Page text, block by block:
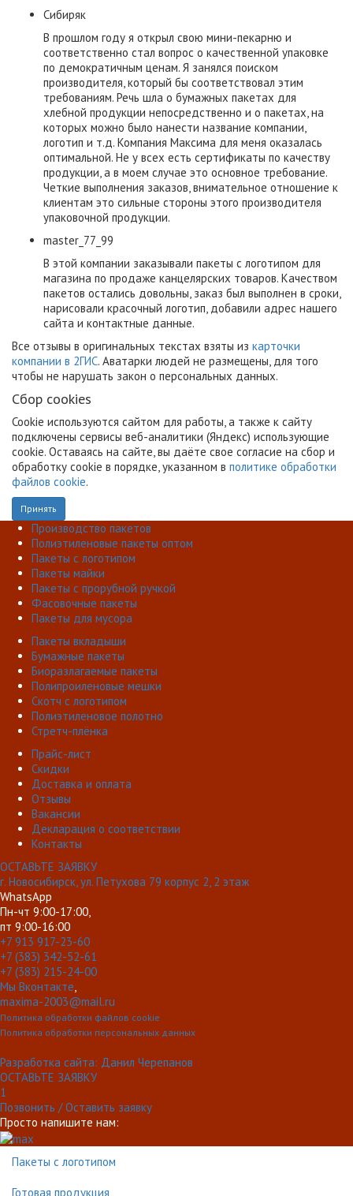
Сибиряк
В прошлом году я открыл свою мини-пекарню и
соответственно стал вопрос о качественной упаковке
по демократичным ценам. Я занялся поиском
производителя, который бы соответствовал этим
требованиям. Речь шла о бумажных пакетах для
хлебной продукции непосредственно и о пакетах, на
которых можно было нанести название компании,
логотип и т.д. Компания Максима для меня оказалась
оптимальной. Не у всех есть сертификаты по качеству
продукции, а в моем случае это основное требование.
Четкие выполнения заказов, внимательное отношение к
клиентам это сильные стороны этого производителя
упаковочной продукции.
master_77_99
В этой компании заказывали пакеты с логотипом для
магазина по продаже канцелярских товаров. Качеством
пакетов остались довольны, заказ был выполнен в сроки,
нарисовали красочный логотип, добавили адрес нашего
сайта и контактные данные.
Все отзывы в оригинальных текстах взяты из карточки
компании в 2ГИС. Аватарки людей не размещены, для того
чтобы не нарушать закон о персональных данных.
Сбор cookies
Cookie используются сайтом для работы, а также к сайту
подключены сервисы веб-аналитики (Яндекс) использующие
cookie. Оставаясь на сайте, вы даёте свое согласие на сбор и
обработку cookie в порядке, указанном в политике обработки
файлов cookie.
Принять
Производство пакетов
Полиэтиленовые пакеты оптом
Пакеты с логотипом
Пакеты майки
Пакеты с прорубной ручкой
Фасовочные пакеты
Пакеты для мусора
Пакеты вкладыши
Бумажные пакеты
Биоразлагаемые пакеты
Полипроиленовые мешки
Скотч с логотипом
Полиэтиленовое полотно
Стретч-плёнка
Прайс-лист
Скидки
Доставка и оплата
Отзывы
Вакансии
Декларация о соответствии
Контакты
ОСТАВЬТЕ ЗАЯВКУ
г. Новосибирск, ул. Петухова 79 корпус 2, 2 этаж
WhatsApp
Пн-чт 9:00-17:00,
пт 9:00-16:00
+7 913 917-23-60
+7 (383) 342-52-61
+7 (383) 215-24-00
Мы Вконтакте
maxima-2003@mail.ru
Политика обработки файлов cookie
Политика обработки персональных данных
Разработка сайта: Данил Черепанов
ОСТАВЬТЕ ЗАЯВКУ
1
Позвонить / Оставить заявку
Просто напишите нам:
Пакеты с логотипом
Готовая продукция